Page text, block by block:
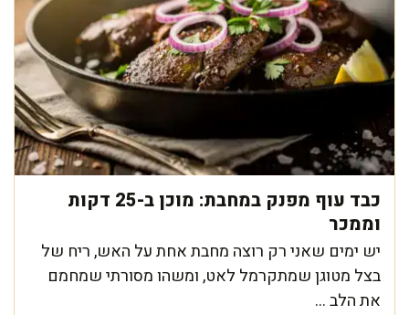
כבד עוף מפנק במחבת: מוכן ב-25 דקות
וממכר
יש ימים שאני רק רוצה מחבת אחת על האש, ריח של
בצל מטוגן שמתקרמל לאט, ומשהו מסורתי שמחמם
את הלב ...